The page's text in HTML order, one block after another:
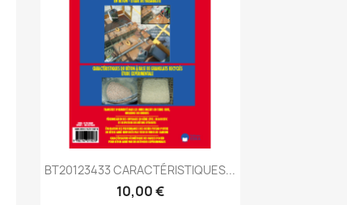
Aperçu rapide
BT20123433 CARACTÉRISTIQUES...
10,00 €